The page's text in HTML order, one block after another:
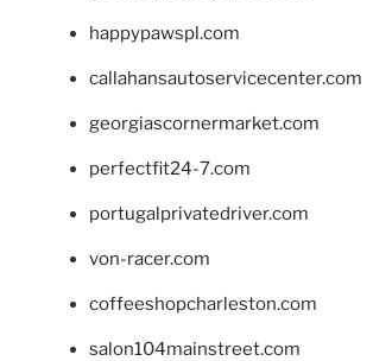
happypawspl.com
callahansautoservicecenter.com
georgiascornermarket.com
perfectfit24-7.com
portugalprivatedriver.com
von-racer.com
coffeeshopcharleston.com
salon104mainstreet.com